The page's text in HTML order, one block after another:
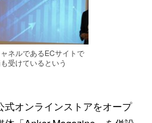
ネルであるECサイトで
受けているという
オンラインストアをオープ